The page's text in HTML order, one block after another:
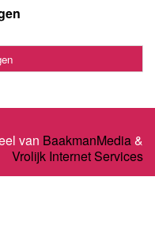
van BaakmanMedia&
Vrolijk Internet Services